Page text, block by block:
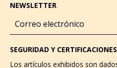
NEWSLETTER
SEGURIDAD Y CERTIFICACIONES
Los artículos exhibidos son